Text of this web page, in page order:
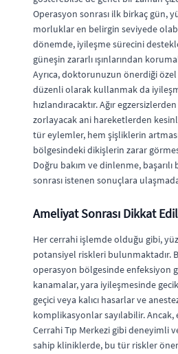
Operasyon sonrası ilk birkaç gün,
morluklar en belirgin seviyede
dönemde, iyileşme sürecini
güneşin zararlı ışınlarından
Ayrıca, doktorunuzun önerdiği
düzenli olarak kullanmak da
hızlandıracaktır. Ağır
zorlayacak ani hareketlerden
tür eylemler, hem şişliklerin
bölgesindeki dikişlerin zarar
Doğru bakım ve dinlenme, başarılı
sonrası istenen sonuçlara
Ameliyat Sonrası Dikkat
Her cerrahi işlemde olduğu gibi,
potansiyel riskleri bulunmaktadır.
operasyon bölgesinde enfeksiyon
kanamalar, yara iyileşmesinde
geçici veya kalıcı hasarlar ve
komplikasyonlar sayılabilir. Ancak,
Cerrahi Tıp Merkezi gibi deneyimli
sahip kliniklerde, bu tür riskler